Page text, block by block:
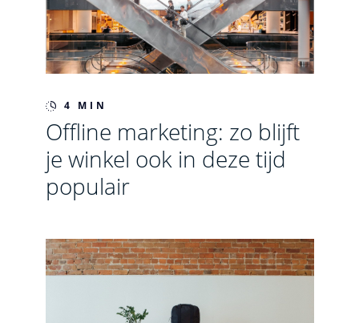
4 MIN
Offline marketing: zo blijft
je winkel ook in deze tijd
populair